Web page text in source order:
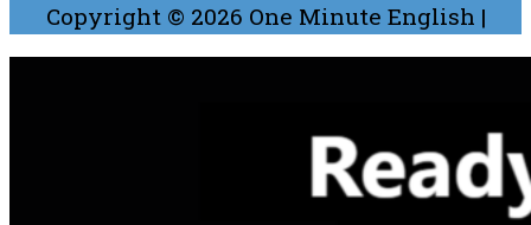
Copyright © 2026 One Minute English |